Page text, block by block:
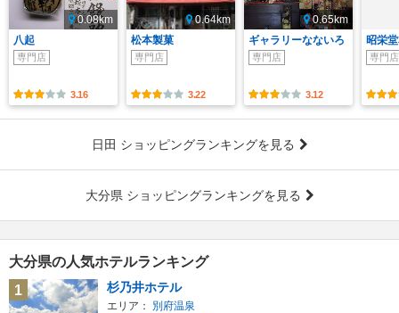
0.08km
八起
専門店
3.16
0.64km
松本製菓
専門店
3.22
0.65km
ギャラリーなないろ
専門店
3.12
昭栄
専門店
日田 ショッピングランキングを見る
大分県 ショッピングランキングを見る
大分県の人気ホテルランキング
1
杉乃井ホテル
エリア： 別府温泉